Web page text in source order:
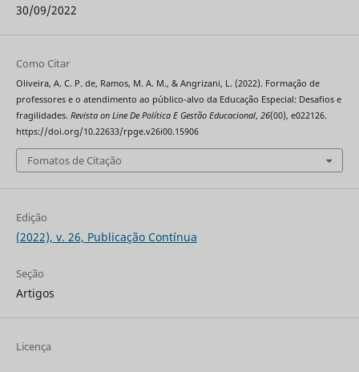
30/09/2022
Como Citar
Oliveira, A. C. P. de, Ramos, M. A. M., & Angrizani, L. (2022). Formação de
professores e o atendimento ao público-alvo da Educação Especial: Desafios e
fragilidades. Revista on Line De Política E Gestão Educacional, 26(00), e022126.
https://doi.org/10.22633/rpge.v26i00.15906
Fomatos de Citação
Edição
(2022), v. 26, Publicação Contínua
Seção
Artigos
Licença